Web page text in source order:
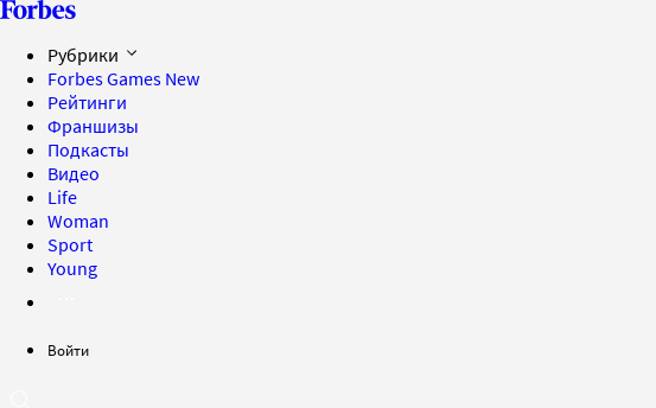
Рубрики
Forbes Games New
Рейтинги
Франшизы
Подкасты
Видео
Life
Woman
Sport
Young
Войти